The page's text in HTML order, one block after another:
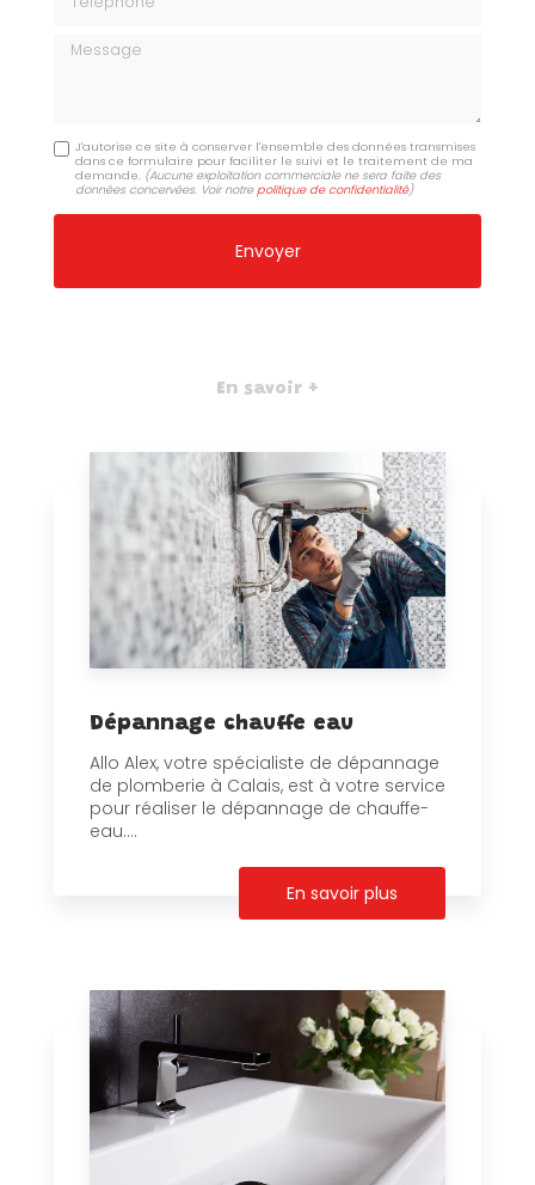
Message
J'autorise ce site à conserver l'ensemble des données transmises
dans ce formulaire pour faciliter le suivi et le traitement de ma
demande. (Aucune exploitation commerciale ne sera faite des
données concervées. Voir notrepolitique de confidentialité)
En savoir +
Dépannage chauffe eau
Allo Alex, votre spécialiste de dépannage
de plomberie à Calais, est à votre service
pour réaliser le dépannage de chauffe-
eau....
En savoir plus